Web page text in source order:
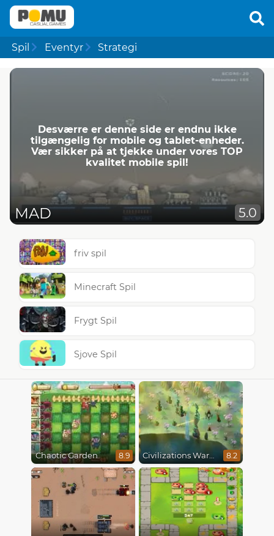
Spil Eventyr Strategi
Desværre er denne side er endnu ikke
tilgængelig for mobile og tablet-enheder.
Vær sikker på at tjekke under vores TOP
kvalitet mobile spil!
MAD 5.0
friv spil
Minecraft Spil
Frygt Spil
Sjove Spil
Chaotic Garden 8.9 Civilizations Wars Master Edition 8.2